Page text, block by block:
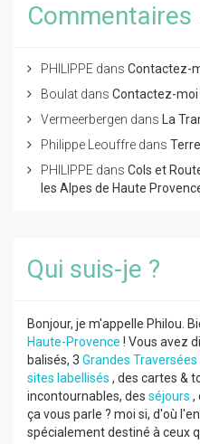
Commentaires
PHILIPPE dans Contactez-
Boulat dans Contactez-moi
Vermeerbergen dans
La
Philippe Leouffre dans
PHILIPPE dans Cols et
les Alpes de Haute
Qui suis-je ?
Bonjour, je m'appelle Philou.
Haute-Provence ! Vous avez
balisés, 3 Grandes Traversées
sites labellisés , des cartes &
incontournables, des séjours ,
ça vous parle ? moi si, d'où
spécialement destiné à ceux